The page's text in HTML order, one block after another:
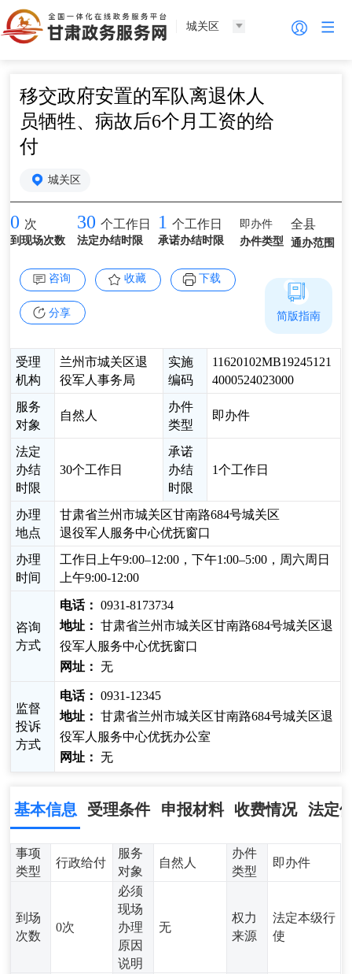
城关区
移交政府安置的军队离退休人
员牺牲、病故后6个月工资的给
付
城关区
0 次
到现场次数
30 个工作日
法定办结时限
1 个工作日
承诺办结时限
即办件
办件类型
全县
通办范围
咨询 收藏 下载
分享
受理
机构
兰州市城关区退
役军人事务局
实施
编码
11620102MB19245121
4000524023000
服务
对象
自然人
办件
类型
即办件
法定
办结
时限
30个工作日
承诺
办结
时限
1个工作日
办理
地点
甘肃省兰州市城关区甘南路684号城关区
退役军人服务中心优抚窗口
办理
时间
工作日上午9:00–12:00，下午1:00–5:00，周六周日
上午9:00-12:00
咨询
方式
电话： 0931-8173734
地址： 甘肃省兰州市城关区甘南路684号城关区退
役军人服务中心优抚窗口
网址： 无
监督
投诉
方式
电话： 0931-12345
地址： 甘肃省兰州市城关区甘南路684号城关区退
役军人服务中心优抚办公室
网址： 无
简版指南
基本信息 受理条件 申报材料 收费情况 法定
事项
类型
行政给付
服务
对象
自然人
办件
类型
即办件
到场
次数
0次
必须
现场
办理
原因
说明
无
权力
来源
法定本级行
使